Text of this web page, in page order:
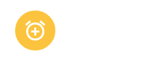

